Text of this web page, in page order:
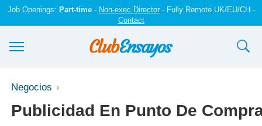
Job Openings: Part-time- Non-exec Director- Fully Remote UK/EU/CH -
Contact
Ensayos y trabajos
Registrarse
Negocios
Publicidad En Punto De